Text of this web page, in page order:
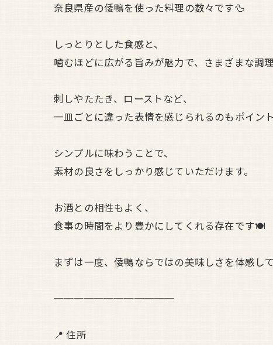
奈良県産の倭鴨を使った料理の数々です🦆
しっとりとした食感と、
噛むほどに広がる旨みが魅力で、さまざまな調
刺しやたたき、ローストなど、
一皿ごとに違った表情を感じられるのもポイント
シンプルに味わうことで、
素材の良さをしっかり感じていただけます。
お酒との相性もよく、
食事の時間をより豊かにしてくれる存在です🍽️
まずは一度、倭鴨ならではの美味しさを体感し
────────────
📍 住所